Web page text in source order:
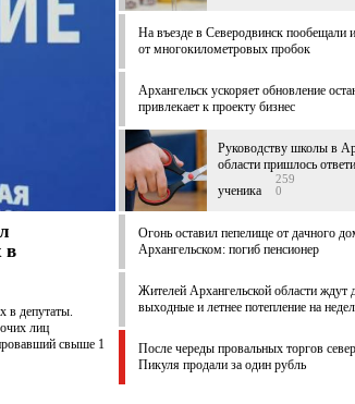
в
в депутаты.
лиц
свыше 1
На въезде в Северодвинск пообещали
от многокилометровых пробок
Архангельск ускоряет обновление
привлекает к проекту бизнес
Руководству школы в
области пришлось
ученика
259
0
Огонь оставил пепелище от дачного
Архангельском: погиб пенсионер
Жителей Архангельской области ждут
выходные и летнее потепление на
После череды провальных торгов
Пикуля продали за один рубль